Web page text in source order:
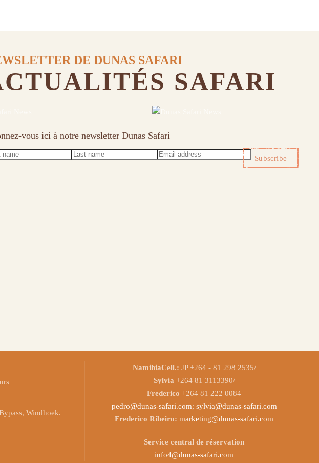
DE DUNAS SAFARI
SAFARI
vous ici à notre newsletter Dunas Safari
Subscribe
Windhoek.
NamibiaCell.: JP +264 - 81 298 2535/
Sylvia +264 81 3113390/
Frederico +264 81 222 0084
pedro@dunas-safari.com; sylvia@dunas-safari.com
Frederico Ribeiro: marketing@dunas-safari.com
Service central de réservation
info4@dunas-safari.com